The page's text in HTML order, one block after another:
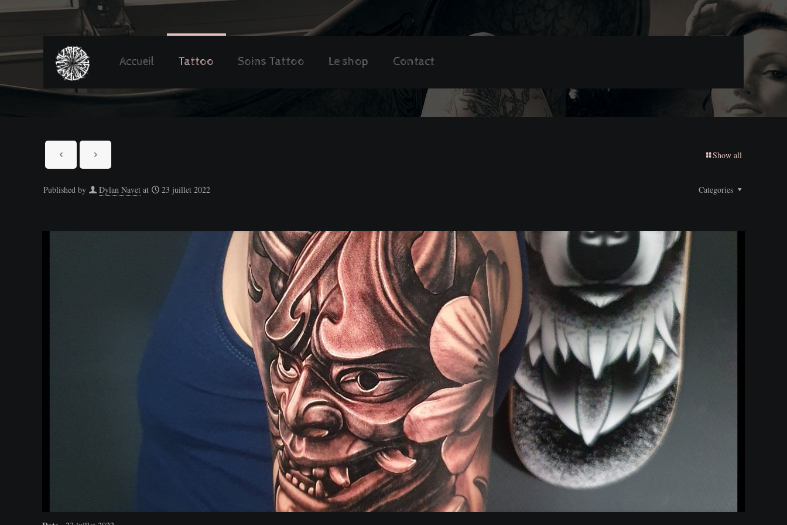
Accueil Tattoo Soins Tattoo Le shop Contact
Show all
Published by Dylan Navet at 23 juillet 2022 Categories